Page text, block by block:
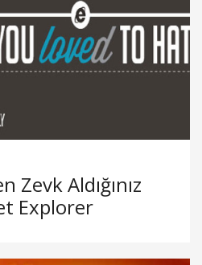
Aldığınız
Explorer